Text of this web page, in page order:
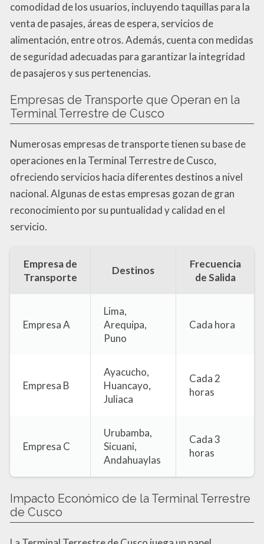
comodidad de los usuarios, incluyendo taquillas para la
venta de pasajes, áreas de espera, servicios de
alimentación, entre otros. Además, cuenta con medidas
de seguridad adecuadas para garantizar la integridad
de pasajeros y sus pertenencias.
Empresas de Transporte que Operan en la
Terminal Terrestre de Cusco
Numerosas empresas de transporte tienen su base de
operaciones en la Terminal Terrestre de Cusco,
ofreciendo servicios hacia diferentes destinos a nivel
nacional. Algunas de estas empresas gozan de gran
reconocimiento por su puntualidad y calidad en el
servicio.
Empresa de
Transporte
Destinos
Frecuencia
de Salida
Empresa A
Lima,
Arequipa,
Puno
Cada hora
Empresa B
Ayacucho,
Huancayo,
Juliaca
Cada 2
horas
Empresa C
Urubamba,
Sicuani,
Andahuaylas
Cada 3
horas
Impacto Económico de la Terminal Terrestre
de Cusco